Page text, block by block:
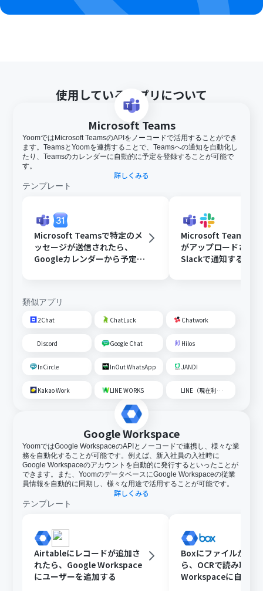
使用しているアプリについて
Microsoft Teams
YoomではMicrosoft TeamsのAPIをノーコードで活用することができ
ます。TeamsとYoomを連携することで、Teamsへの通知を自動化し
たり、Teamsのカレンダーに自動的に予定を登録することが可能で
す。
詳しくみる
テンプレート
Microsoft Teamsで特定のメ
ッセージが送信されたら、
Googleカレンダーから予定を
Microsoft Teamsに
がアップロードされ
Slackで通知する
類似アプリ
2Chat ChatLuck Chatwork
Discord Google Chat Hilos
InCircle InOut WhatsApp JANDI
Kakao Work LINE WORKS LINE（現在利用不可）
Google Workspace
YoomではGoogle WorkspaceのAPIとノーコードで連携し、様々な業
務を自動化することが可能です。例えば、新入社員の入社時に
Google Workspaceのアカウントを自動的に発行するといったことが
できます。また、YoomのデータベースにGoogle Workspaceの従業
員情報を自動的に同期し、様々な用途で活用することが可能です。
詳しくみる
テンプレート
Airtableにレコードが追加さ
れたら、Google Workspace
にユーザーを追加する
Boxにファイルが格
ら、OCRで読み取り
Workspaceに自動で